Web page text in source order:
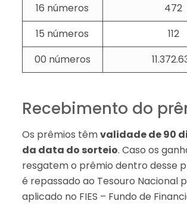
16 números
472
15 números
112
00 números
Recebimento do
Os prêmios têmvalidade de 90
da data do sorteio. Caso os
resgatem o prêmio dentro desse
é repassado ao Tesouro Nacional
aplicado no FIES – Fundo de